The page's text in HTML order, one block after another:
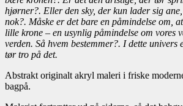
hjørner?. Eller den sky, der kun lader sig
nok?. Måske er det bare en påmindelse om,
lille krone – en usynlig påmindelse om vores
verden. Så hvem bestemmer?. I dette univers
tør tro på det.
Abstrakt originalt akryl maleri i friske
bagpå.